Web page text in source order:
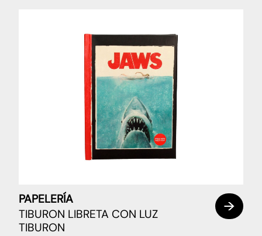
PAPELERÍA
TIBURON LIBRETA CON LUZ
TIBURON